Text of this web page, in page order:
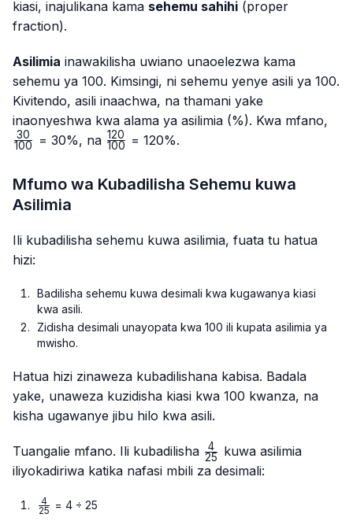
kiasi, inajulikana kama sehemu sahihi (proper
fraction).
Asilimia inawakilisha uwiano unaoelezwa kama
sehemu ya 100. Kimsingi, ni sehemu yenye asili ya 100.
Kivitendo, asili inaachwa, na thamani yake
inaonyeshwa kwa alama ya asilimia (%). Kwa mfano,
100
30 = 30%, na \frac{120}
100
120 = 120%.
Mfumo wa Kubadilisha Sehemu kuwa
Asilimia
Ili kubadilisha sehemu kuwa asilimia, fuata tu hatua
hizi:
Badilisha sehemu kuwa desimali kwa kugawanya kiasi
kwa asili.
Zidisha desimali unayopata kwa 100 ili kupata asilimia ya
mwisho.
Hatua hizi zinaweza kubadilishana kabisa. Badala
yake, unaweza kuzidisha kiasi kwa 100 kwanza, na
kisha ugawanye jibu hilo kwa asili.
Tuangalie mfano. Ili kubadilisha \frac{4}
{25}
25
4
kuwa asilimia
iliyokadiriwa katika nafasi mbili za desimali:
\frac{4}
25
4 = 4 ÷ 25